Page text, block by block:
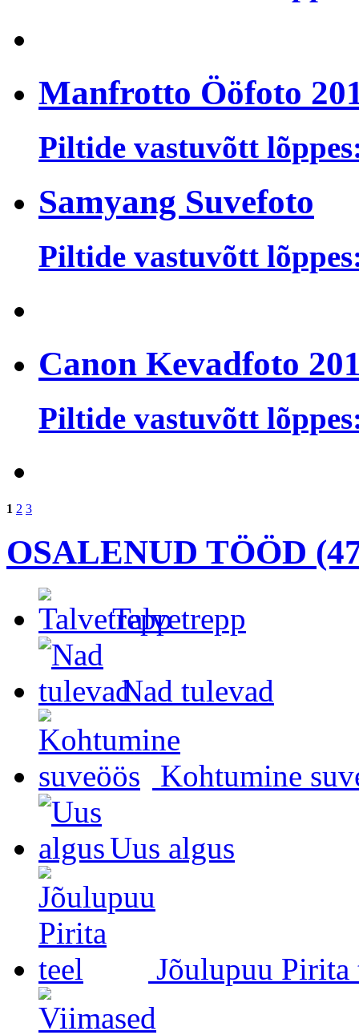
Manfrotto Ööfoto
Piltide vastuvõtt
Samyang Suvefoto
Piltide vastuvõtt
Canon Kevadfoto
Piltide vastuvõtt
1 2 3
OSALENUD TÖÖD
Talvetrepp
Nad tulevad
Kohtumine
Uus algus
Jõulupuu Pirita